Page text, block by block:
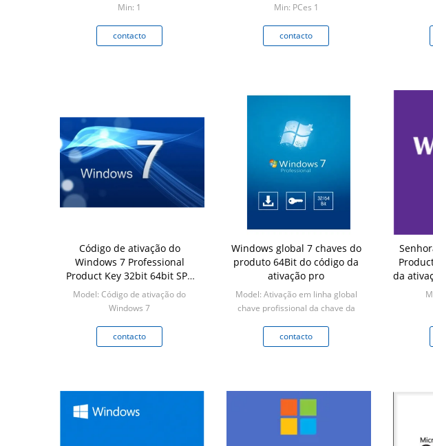
Min: 1
contacto
Min: PCes 1
contacto
Código de ativação do
Windows 7 Professional
Product Key 32bit 64bit SP1
Versão completa
Model: Código de ativação do
Windows 7
contacto
Windows global 7 chaves do
produto 64Bit do código da
ativação pro
Model: Ativação em linha global
chave profissional da chave da
Microsof
Min: PCes 1
contacto
da ativação